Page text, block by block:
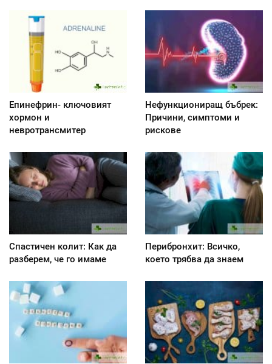
Епинефрин- ключовият
хормон и
невротрансмитер
Нефункциониращ бъбрек:
Причини, симптоми и
рискове
Спастичен колит: Как да
разберем, че го имаме
Перибронхит: Всичко,
което трябва да знаем